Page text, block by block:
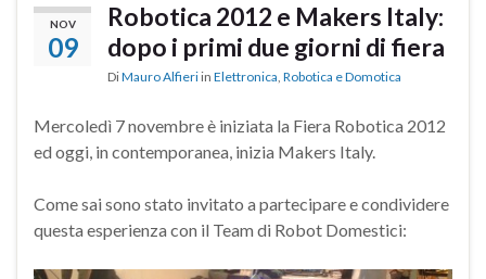
NOV
09
Robotica 2012 e Makers Italy:
dopo i primi due giorni di fiera
DiMauro Alfieri in Elettronica, Robotica e Domotica
Mercoledì 7 novembre è iniziata la Fiera Robotica 2012
ed oggi, in contemporanea, inizia Makers Italy.
Come sai sono stato invitato a partecipare e condividere
questa esperienza con il Team di Robot Domestici: